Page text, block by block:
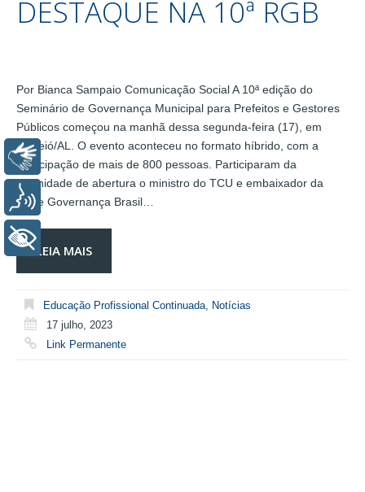
DESTAQUE NA 10ª RGB
Por Bianca Sampaio Comunicação Social A 10ª edição do
Seminário de Governança Municipal para Prefeitos e Gestores
Públicos começou na manhã dessa segunda-feira (17), em
Maceió/AL. O evento aconteceu no formato híbrido, com a
participação de mais de 800 pessoas. Participaram da
solenidade de abertura o ministro do TCU e embaixador da
Rede Governança Brasil…
LEIA MAIS
Educação Profissional Continuada, Notícias
17 julho, 2023
Link Permanente
Voz